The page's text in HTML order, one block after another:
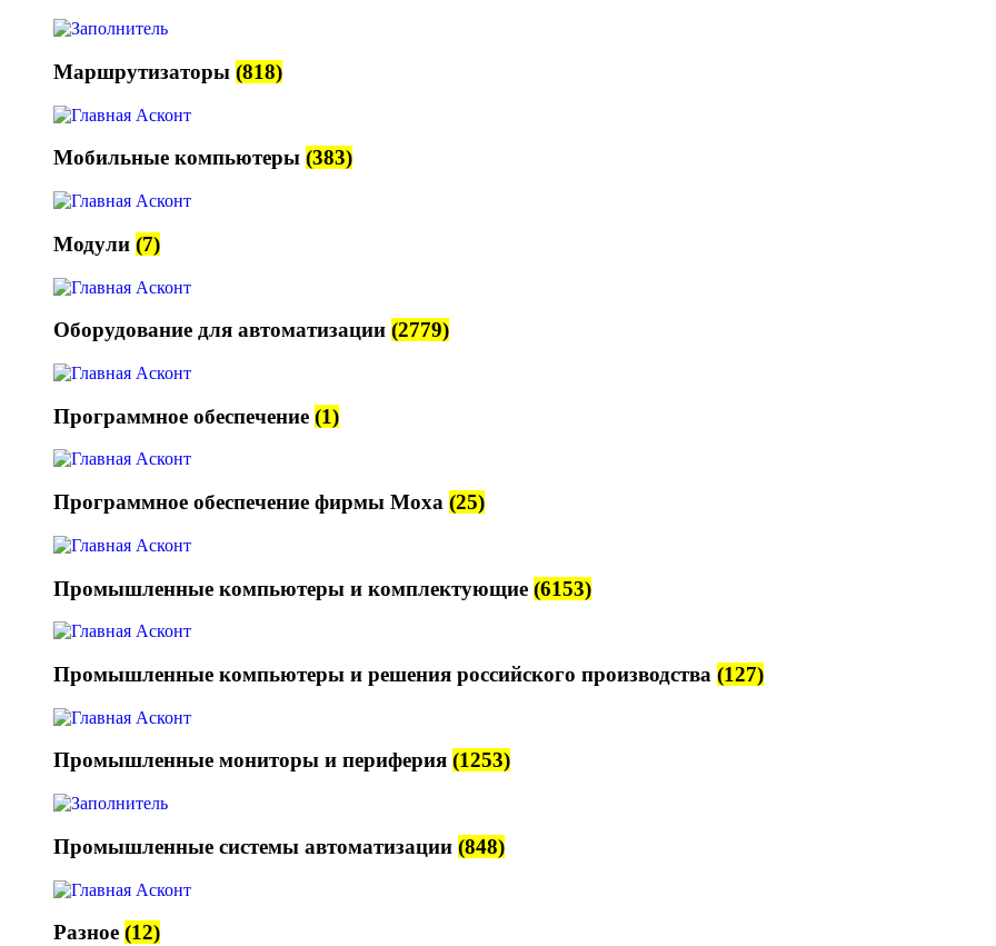
Маршрутизаторы (818)
Мобильные компьютеры (383)
Модули (7)
Оборудование для автоматизации (2779)
Программное обеспечение (1)
Программное обеспечение фирмы Moxa (25)
Промышленные компьютеры и комплектующие (6153)
Промышленные компьютеры и решения российского производства (127)
Промышленные мониторы и периферия (1253)
Промышленные системы автоматизации (848)
Разное (12)